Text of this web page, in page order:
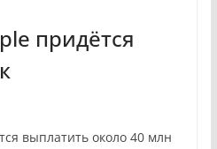
придётся
выплатить около 40 млн